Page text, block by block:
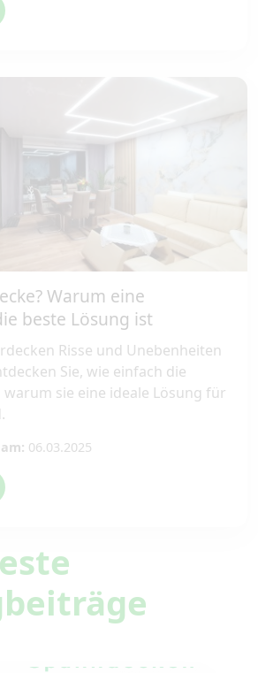
Warum eine
beste Lösung ist
Risse und Unebenheiten
Sie, wie einfach die
sie eine ideale Lösung für
06.03.2025